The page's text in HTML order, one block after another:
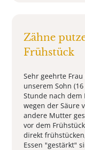
Zähne
Frühstück
Sehr geehrte
unserem Sohn
Stunde nach dem
wegen der Säure
andere Mutter
vor dem
direkt
Essen "gestärkt"